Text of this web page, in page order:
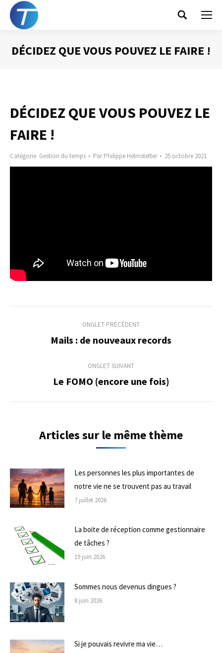
Search:
DÉCIDEZ QUE VOUS POUVEZ LE FAIRE !
DÉCIDEZ QUE VOUS POUVEZ LE
FAIRE !
Catégorie Gestion du temps ParPhilippe Helmstetter 25 octobre 2021
commentaire
ONGLET PRÉCÉDENT
Onglet
Mails : de nouveaux records
ONGLET SUIVANT
Onglet
Le FOMO (encore une fois)
Articles sur le même thème
Les personnes les plus importantes de
notre vie ne se trouvent pas au travail
7 juillet 2026
La boite de réception comme gestionnaire
de tâches ?
19 juin 2026
Sommes nous devenus dingues ?
8 juin 2026
Si je pouvais revivre ma vie…